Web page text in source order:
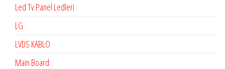
Led Tv Panel Ledleri
LG
LVDS KABLO
Main Board